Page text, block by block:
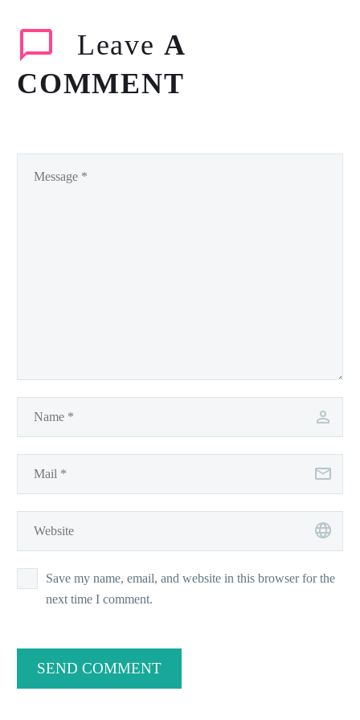
Leave A
COMMENT
Save my name, email, and website in this browser for the
next time I comment.
SEND COMMENT